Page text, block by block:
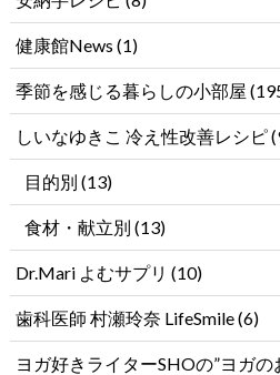
健康館News (1)
季節を感じる暮らしの小部屋
しいなゆきこ 冷え性改善レシピ
目的別 (13)
食材・献立別 (13)
Dr.Mari よむサプリ (10)
歯科医師 村瀬玲奈 LifeSmile(6)
ヨガ好きライターSHOの”ヨガの